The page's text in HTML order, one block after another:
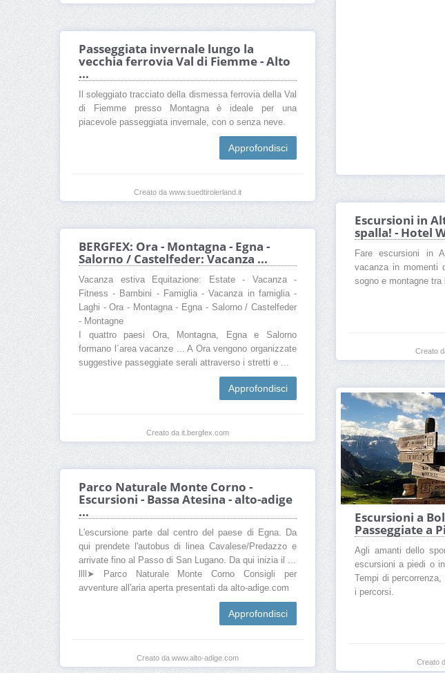
Passeggiata invernale lungo la
vecchia ferrovia Val di Fiemme - Alto
...
Il soleggiato tracciato della dismessa ferrovia della Val
di Fiemme presso Montagna è ideale per una
piacevole passeggiata invernale, con o senza neve.
Approfondisci
Creato da www.suedtirolerland.it
Escursioni in
spalla! - Hotel
Fare escursioni in
vacanza in momenti
sogno e montagne tra
Creato
BERGFEX: Ora - Montagna - Egna -
Salorno / Castelfeder: Vacanza ...
Vacanza estiva Equitazione: Estate - Vacanza -
Fitness - Bambini - Famiglia - Vacanza in famiglia -
Laghi - Ora - Montagna - Egna - Salorno / Castelfeder
- Montagne
I quattro paesi Ora, Montagna, Egna e Salorno
formano l´area vacanze ... A Ora vengono organizzate
suggestive passeggiate serali attraverso i stretti e ...
Approfondisci
Creato da it.bergfex.com
Escursioni a
Passeggiate a
Agli amanti dello
escursioni a piedi o
Tempi di
i percorsi.
Creato
Parco Naturale Monte Corno -
Escursioni - Bassa Atesina - alto-adige
...
L'escursione parte dal centro del paese di Egna. Da
qui prendete l'autobus di linea Cavalese/Predazzo e
arrivate fino al Passo di San Lugano. Da qui inizia il ...
llll➤ Parco Naturale Monte Corno Consigli per
avventure all'aria aperta presentati da alto-adige.com
Approfondisci
Creato da www.alto-adige.com